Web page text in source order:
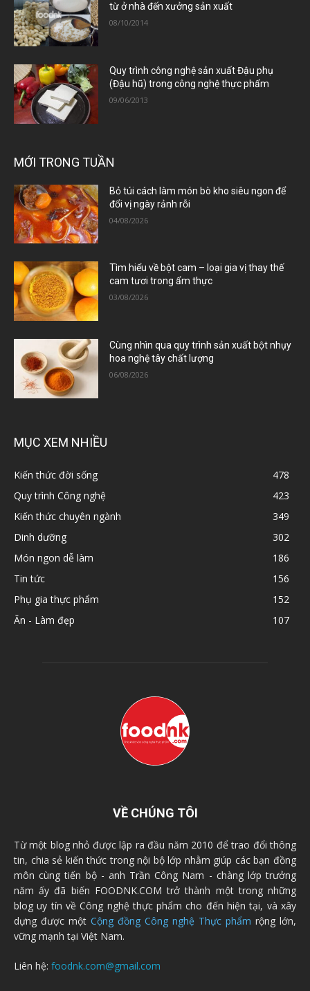
từ ở nhà đến xưởng sản xuất
08/10/2014
Quy trình công nghệ sản xuất Đậu phụ
(Đậu hũ) trong công nghệ thực phẩm
09/06/2013
MỚI TRONG TUẦN
Bỏ túi cách làm món bò kho siêu ngon để
đổi vị ngày rảnh rỗi
04/08/2026
Tìm hiểu về bột cam – loại gia vị thay thế
cam tươi trong ẩm thực
03/08/2026
Cùng nhìn qua quy trình sản xuất bột nhụy
hoa nghệ tây chất lượng
06/08/2026
MỤC XEM NHIỀU
Kiến thức đời sống
478
Quy trình Công nghệ
423
Kiến thức chuyên ngành
349
Dinh dưỡng
302
Món ngon dễ làm
186
Tin tức
156
Phụ gia thực phẩm
152
Ăn - Làm đẹp
107
VỀ CHÚNG TÔI
Từ một blog nhỏ được lập ra đầu năm 2010 để trao đổi thông
tin, chia sẻ kiến thức trong nội bộ lớp nhằm giúp các bạn đồng
môn cùng tiến bộ - anh Trần Công Nam - chàng lớp trưởng
năm ấy đã biến FOODNK.COM trở thành một trong những
blog uy tín về Công nghệ thực phẩm cho đến hiện tại, và xây
dựng được một Cộng đồng Công nghệ Thực phẩm rộng lớn,
vững mạnh tại Việt Nam.
Liên hệ: foodnk.com@gmail.com